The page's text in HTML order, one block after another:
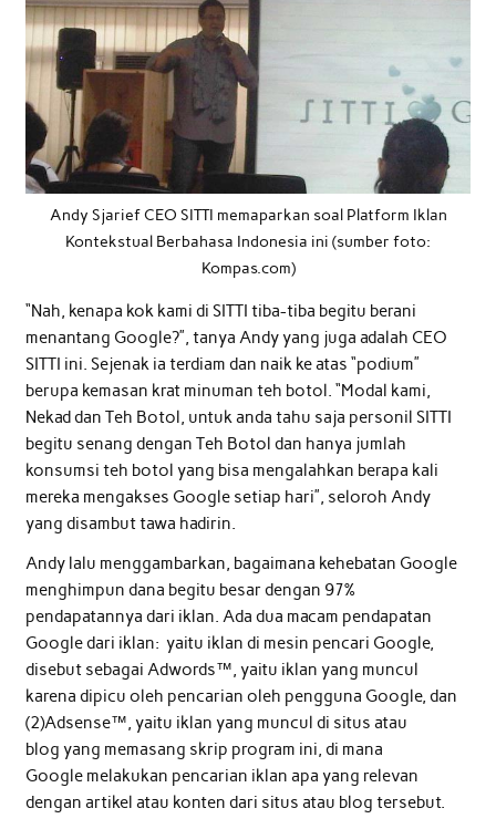
Andy Sjarief CEO SITTI memaparkan soal Platform Iklan
Kontekstual Berbahasa Indonesia ini (sumber foto:
Kompas.com)
“Nah, kenapa kok kami di SITTI tiba-tiba begitu berani
menantang Google?”, tanya Andy yang juga adalah CEO
SITTI ini. Sejenak ia terdiam dan naik ke atas “podium”
berupa kemasan krat minuman teh botol. “Modal kami,
Nekad dan Teh Botol, untuk anda tahu saja personil SITTI
begitu senang dengan Teh Botol dan hanya jumlah
konsumsi teh botol yang bisa mengalahkan berapa kali
mereka mengakses Google setiap hari”, seloroh Andy
yang disambut tawa hadirin.
Andy lalu menggambarkan, bagaimana kehebatan Google
menghimpun dana begitu besar dengan 97%
pendapatannya dari iklan. Ada dua macam pendapatan
Google dari iklan: yaitu iklan di mesin pencari Google,
disebut sebagai Adwords™, yaitu iklan yang muncul
karena dipicu oleh pencarian oleh pengguna Google, dan
(2)Adsense™, yaitu iklan yang muncul di situs atau
blog yang memasang skrip program ini, di mana
Google melakukan pencarian iklan apa yang relevan
dengan artikel atau konten dari situs atau blog tersebut.